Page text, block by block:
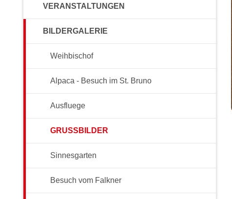
VERANSTALTUNGEN
BILDERGALERIE
Weihbischof
Alpaca - Besuch im St. Bruno
Ausfluege
GRUSSBILDER
Sinnesgarten
Besuch vom Falkner